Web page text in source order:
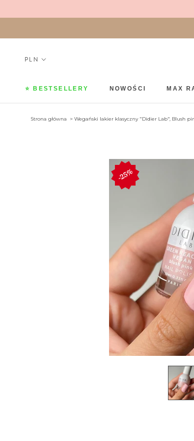
⭐ BESTSELLERY
NOWOŚCI
MAX
Strona główna Wegański lakier klasyczny "Didier Lab", Blush
25%